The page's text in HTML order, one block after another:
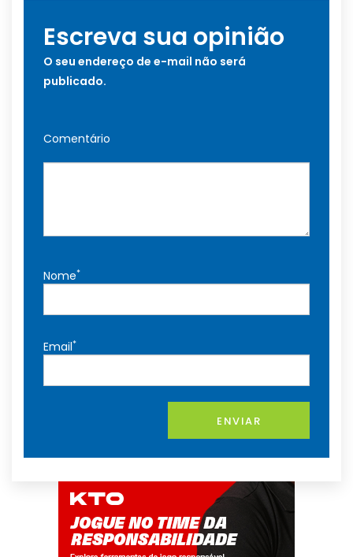
Escreva sua opinião
O seu endereço de e-mail não será
publicado.
Comentário
Nome*
Email*
ENVIAR